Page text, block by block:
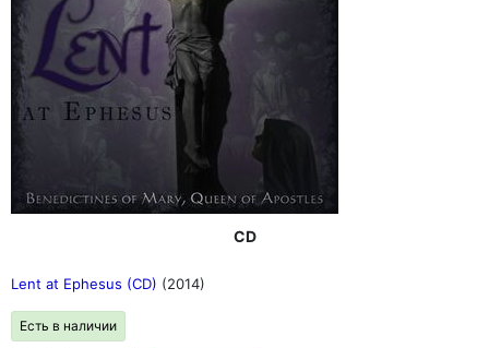
CD
Lent at Ephesus (CD) (2014)
Есть в наличии